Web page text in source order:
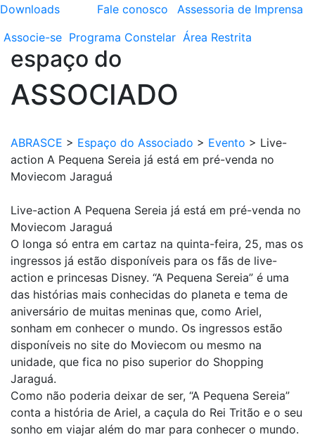
Downloads
Fale conosco
Assessoria de Imprensa
Associe-se Programa Constelar Área Restrita
espaço do
ASSOCIADO
ABRASCE > Espaço do Associado > Evento > Live-
action A Pequena Sereia já está em pré-venda no
Moviecom Jaraguá
Live-action A Pequena Sereia já está em pré-venda no
Moviecom Jaraguá
O longa só entra em cartaz na quinta-feira, 25, mas os
ingressos já estão disponíveis para os fãs de live-
action e princesas Disney. “A Pequena Sereia” é uma
das histórias mais conhecidas do planeta e tema de
aniversário de muitas meninas que, como Ariel,
sonham em conhecer o mundo. Os ingressos estão
disponíveis no site do Moviecom ou mesmo na
unidade, que fica no piso superior do Shopping
Jaraguá.
Como não poderia deixar de ser, “A Pequena Sereia”
conta a história de Ariel, a caçula do Rei Tritão e o seu
sonho em viajar além do mar para conhecer o mundo.